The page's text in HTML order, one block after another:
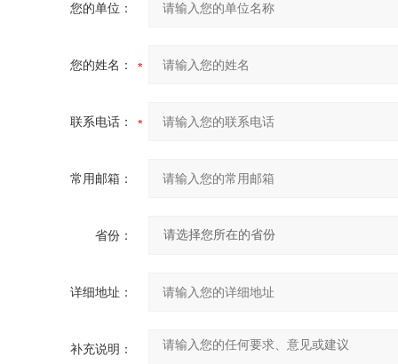
您的单位：
您的姓名：
联系电话：
常用邮箱：
省份：
详细地址：
补充说明：